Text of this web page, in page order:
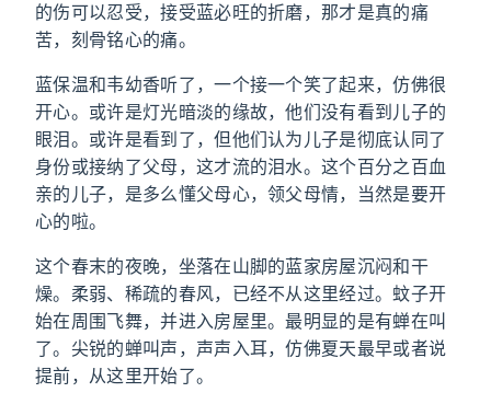
的伤可以忍受，接受蓝必旺的折磨，那才是真的痛
苦，刻骨铭心的痛。
蓝保温和韦幼香听了，一个接一个笑了起来，仿佛很
开心。或许是灯光暗淡的缘故，他们没有看到儿子的
眼泪。或许是看到了，但他们认为儿子是彻底认同了
身份或接纳了父母，这才流的泪水。这个百分之百血
亲的儿子，是多么懂父母心，领父母情，当然是要开
心的啦。
这个春末的夜晚，坐落在山脚的蓝家房屋沉闷和干
燥。柔弱、稀疏的春风，已经不从这里经过。蚊子开
始在周围飞舞，并进入房屋里。最明显的是有蝉在叫
了。尖锐的蝉叫声，声声入耳，仿佛夏天最早或者说
提前，从这里开始了。